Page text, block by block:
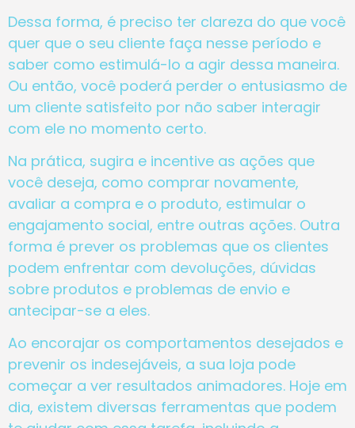
Dessa forma, é preciso ter clareza do que você
quer que o seu cliente faça nesse período e
saber como estimulá-lo a agir dessa maneira.
Ou então, você poderá perder o entusiasmo de
um cliente satisfeito por não saber interagir
com ele no momento certo.
Na prática, sugira e incentive as ações que
você deseja, como comprar novamente,
avaliar a compra e o produto, estimular o
engajamento social, entre outras ações. Outra
forma é prever os problemas que os clientes
podem enfrentar com devoluções, dúvidas
sobre produtos e problemas de envio e
antecipar-se a eles.
Ao encorajar os comportamentos desejados e
prevenir os indesejáveis, a sua loja pode
começar a ver resultados animadores. Hoje em
dia, existem diversas ferramentas que podem